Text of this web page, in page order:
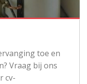
toe en
Vraag bij ons
cv-